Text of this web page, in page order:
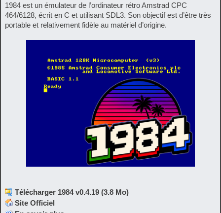
1984 est un émulateur de l’ordinateur rétro Amstrad CPC
464/6128, écrit en C et utilisant SDL3. Son objectif est d’être très
portable et relativement fidèle au matériel d’origine.
Télécharger 1984 v0.4.19 (3.8 Mo)
Site Officiel